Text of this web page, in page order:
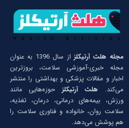
مجله هلث آرتیکلز
از سال 1396 به عنوان
مجله خبری-آموزشی سلامت، بروزترین
اخبار و مقالات پزشکی و بهداشتی را منتشر
می‌کند. هلث آرتیکلز حوزه‌هایی مانند
ورزش، بیمه‌های درمانی، درمان، تغذیه،
سلامت روان، خانواده و فناوری سلامت را
هم پوشش می‌دهد.